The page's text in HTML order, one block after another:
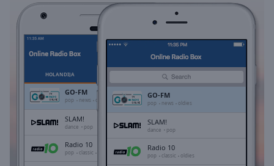
0.00%
Stream
TypeLIVE
LIVE
Remaining
HOLANDIJA
GO-FM
pop news oldies
SLAM!
dance pop
Radio 10
pop classic
GO-FM
pop news oldies
SLAM!
dance pop
Radio 10
pop classic oldies